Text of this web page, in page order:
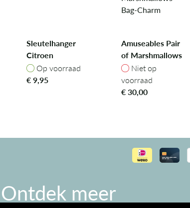
Sleutelhanger
Citroen
Op voorraad
Op voorraad
€9,95
Amuseables Pair
of Marshmallows
Bag Charm
Niet op voorraad
Niet op
voorraad
€30,00
Ontdek meer